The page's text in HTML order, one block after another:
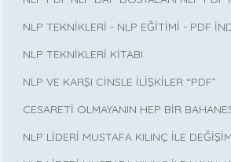
NLP TEKNİKLERİ - NLP EĞİTİMİ - PDF
NLP TEKNİKLERİ KİTABI
NLP VE KARŞI CİNSLE İLİŞKİLER “PDF”
CESARETİ OLMAYANIN HEP BİR
NLP LİDERİ MUSTAFA KILINÇ İLE